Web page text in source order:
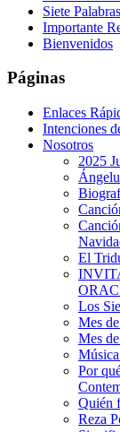
Siete Palabras
Importante
Bienvenidos
Páginas
Enlaces
Intenciones
Nosotros
2025
El
Los
Mes
Mes
Por
Quién
Reza